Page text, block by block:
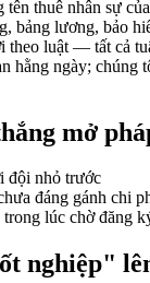
tên thuê nhân sự
bảng lương, bảo
theo luật — tất cả
hằng ngày; chúng
mở
đội nhỏ trước
đáng gánh chi
lúc chờ đăng
nghiệp"